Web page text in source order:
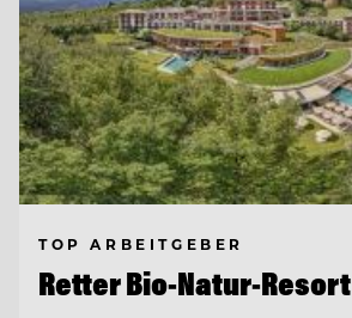
TOP ARBEITGEBER
Retter Bio-Natur-Resort